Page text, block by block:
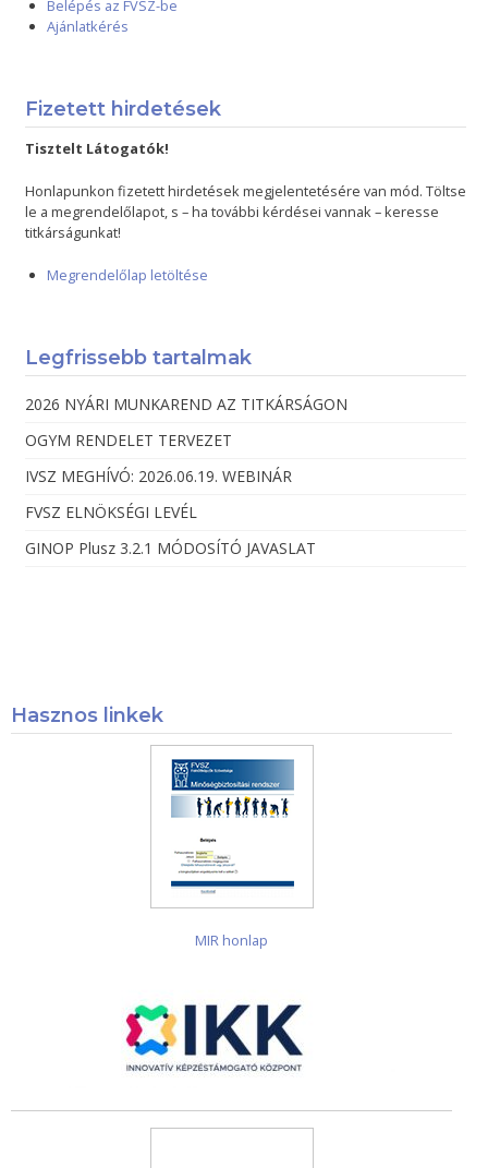
Belépés az FVSZ-be
Ajánlatkérés
Fizetett hirdetések
Tisztelt Látogatók!
Honlapunkon fizetett hirdetések megjelentetésére van mód. Töltse
le a megrendelőlapot, s – ha további kérdései vannak – keresse
titkárságunkat!
Megrendelőlap letöltése
Legfrissebb tartalmak
2026 NYÁRI MUNKAREND AZ TITKÁRSÁGON
OGYM RENDELET TERVEZET
IVSZ MEGHÍVÓ: 2026.06.19. WEBINÁR
FVSZ ELNÖKSÉGI LEVÉL
GINOP Plusz 3.2.1 MÓDOSÍTÓ JAVASLAT
Hasznos linkek
MIR honlap